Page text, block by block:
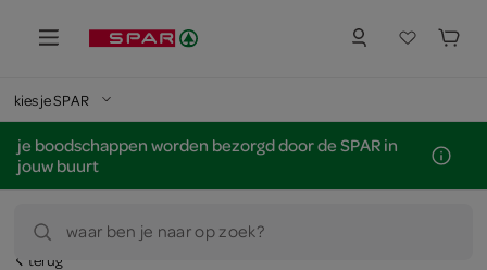
kies je SPAR
je boodschappen worden bezorgd door de SPAR in
jouw buurt
waar ben je naar op zoek?
terug